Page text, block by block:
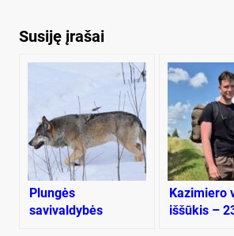
Susiję įrašai
Plungės
savivaldybės
Kazimiero
iššūkis –